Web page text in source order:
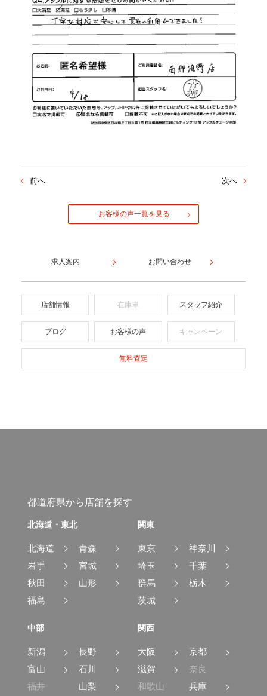
前へ 次へ
お客様の声一覧を見る
求人案内 お問い合わせ
店舗情報 在庫車 スタッフ紹介
ブログ お客様の声 キャンペーン
無料査定
都道府県から店舗を探す
北海道・東北
北海道
青森
岩手
宮城
秋田
山形
福島
関東
東京
神奈川
埼玉
千葉
群馬
栃木
茨城
中部
新潟
長野
富山
石川
福井
山梨
関西
大阪
京都
滋賀
奈良
和歌山
兵庫